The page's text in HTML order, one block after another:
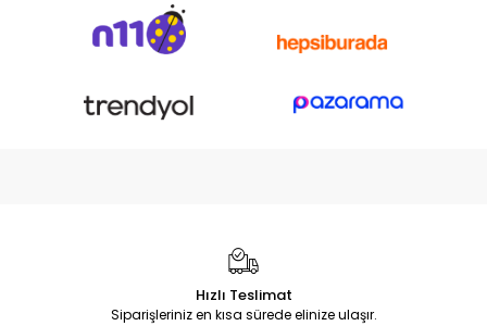
Hızlı Teslimat
Siparişleriniz en kısa sürede elinize ulaşır.